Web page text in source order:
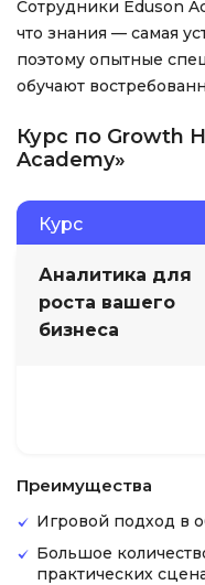
Сотрудники Eduson
что знания — самая
поэтому опытные
обучают
Курс по Growth
Academy»
Курс
Аналитика для
роста вашего
бизнеса
Преимущества
Игровой подход в
Большое
практических